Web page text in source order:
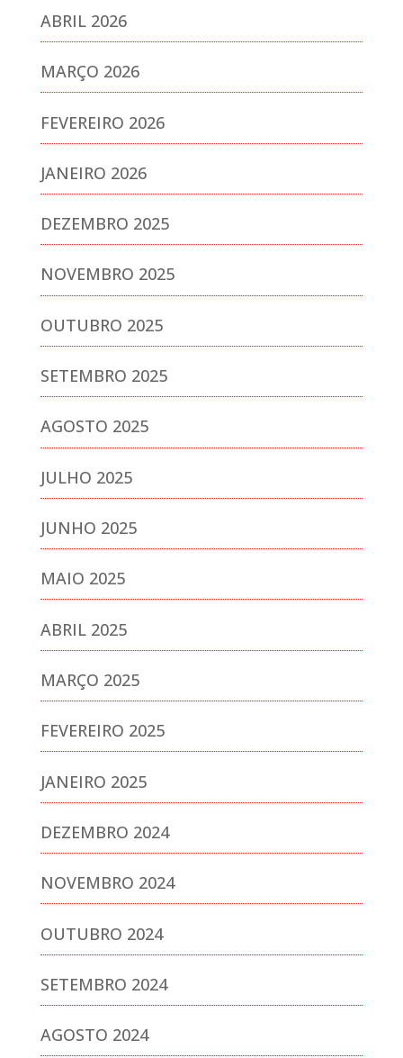
ABRIL 2026
MARÇO 2026
FEVEREIRO 2026
JANEIRO 2026
DEZEMBRO 2025
NOVEMBRO 2025
OUTUBRO 2025
SETEMBRO 2025
AGOSTO 2025
JULHO 2025
JUNHO 2025
MAIO 2025
ABRIL 2025
MARÇO 2025
FEVEREIRO 2025
JANEIRO 2025
DEZEMBRO 2024
NOVEMBRO 2024
OUTUBRO 2024
SETEMBRO 2024
AGOSTO 2024